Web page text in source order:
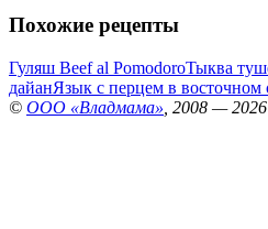
Похожие рецепты
Гуляш Beef al PomodoroТыква
дайанЯзык с перцем в восточном
© ООО «Владмама» , 2008 — 2026